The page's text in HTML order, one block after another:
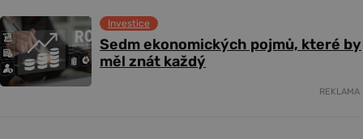
Sedm ekonomických pojmů, které by
měl znát každý
Investice
REKLAMA